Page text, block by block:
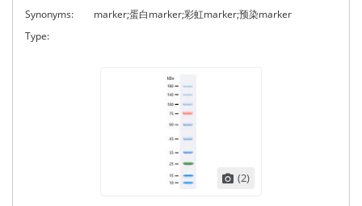
Synonyms:
marker;蛋白marker;彩虹marker;预染marker
Type:
(2)